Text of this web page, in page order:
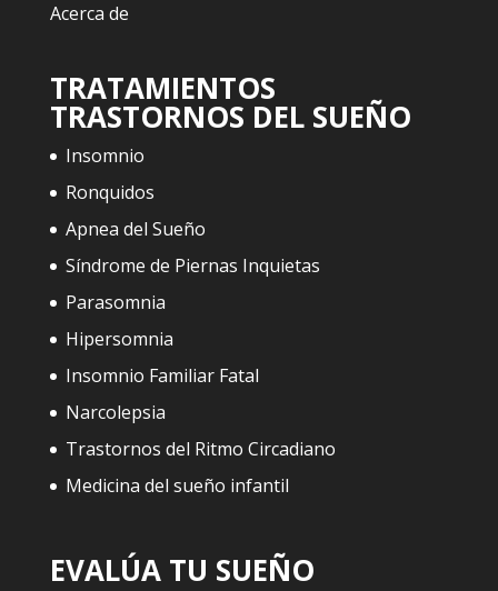
Acerca de
TRATAMIENTOS
TRASTORNOS DEL SUEÑO
Insomnio
Ronquidos
Apnea del Sueño
Síndrome de Piernas Inquietas
Parasomnia
Hipersomnia
Insomnio Familiar Fatal
Narcolepsia
Trastornos del Ritmo Circadiano
Medicina del sueño infantil
EVALÚA TU SUEÑO